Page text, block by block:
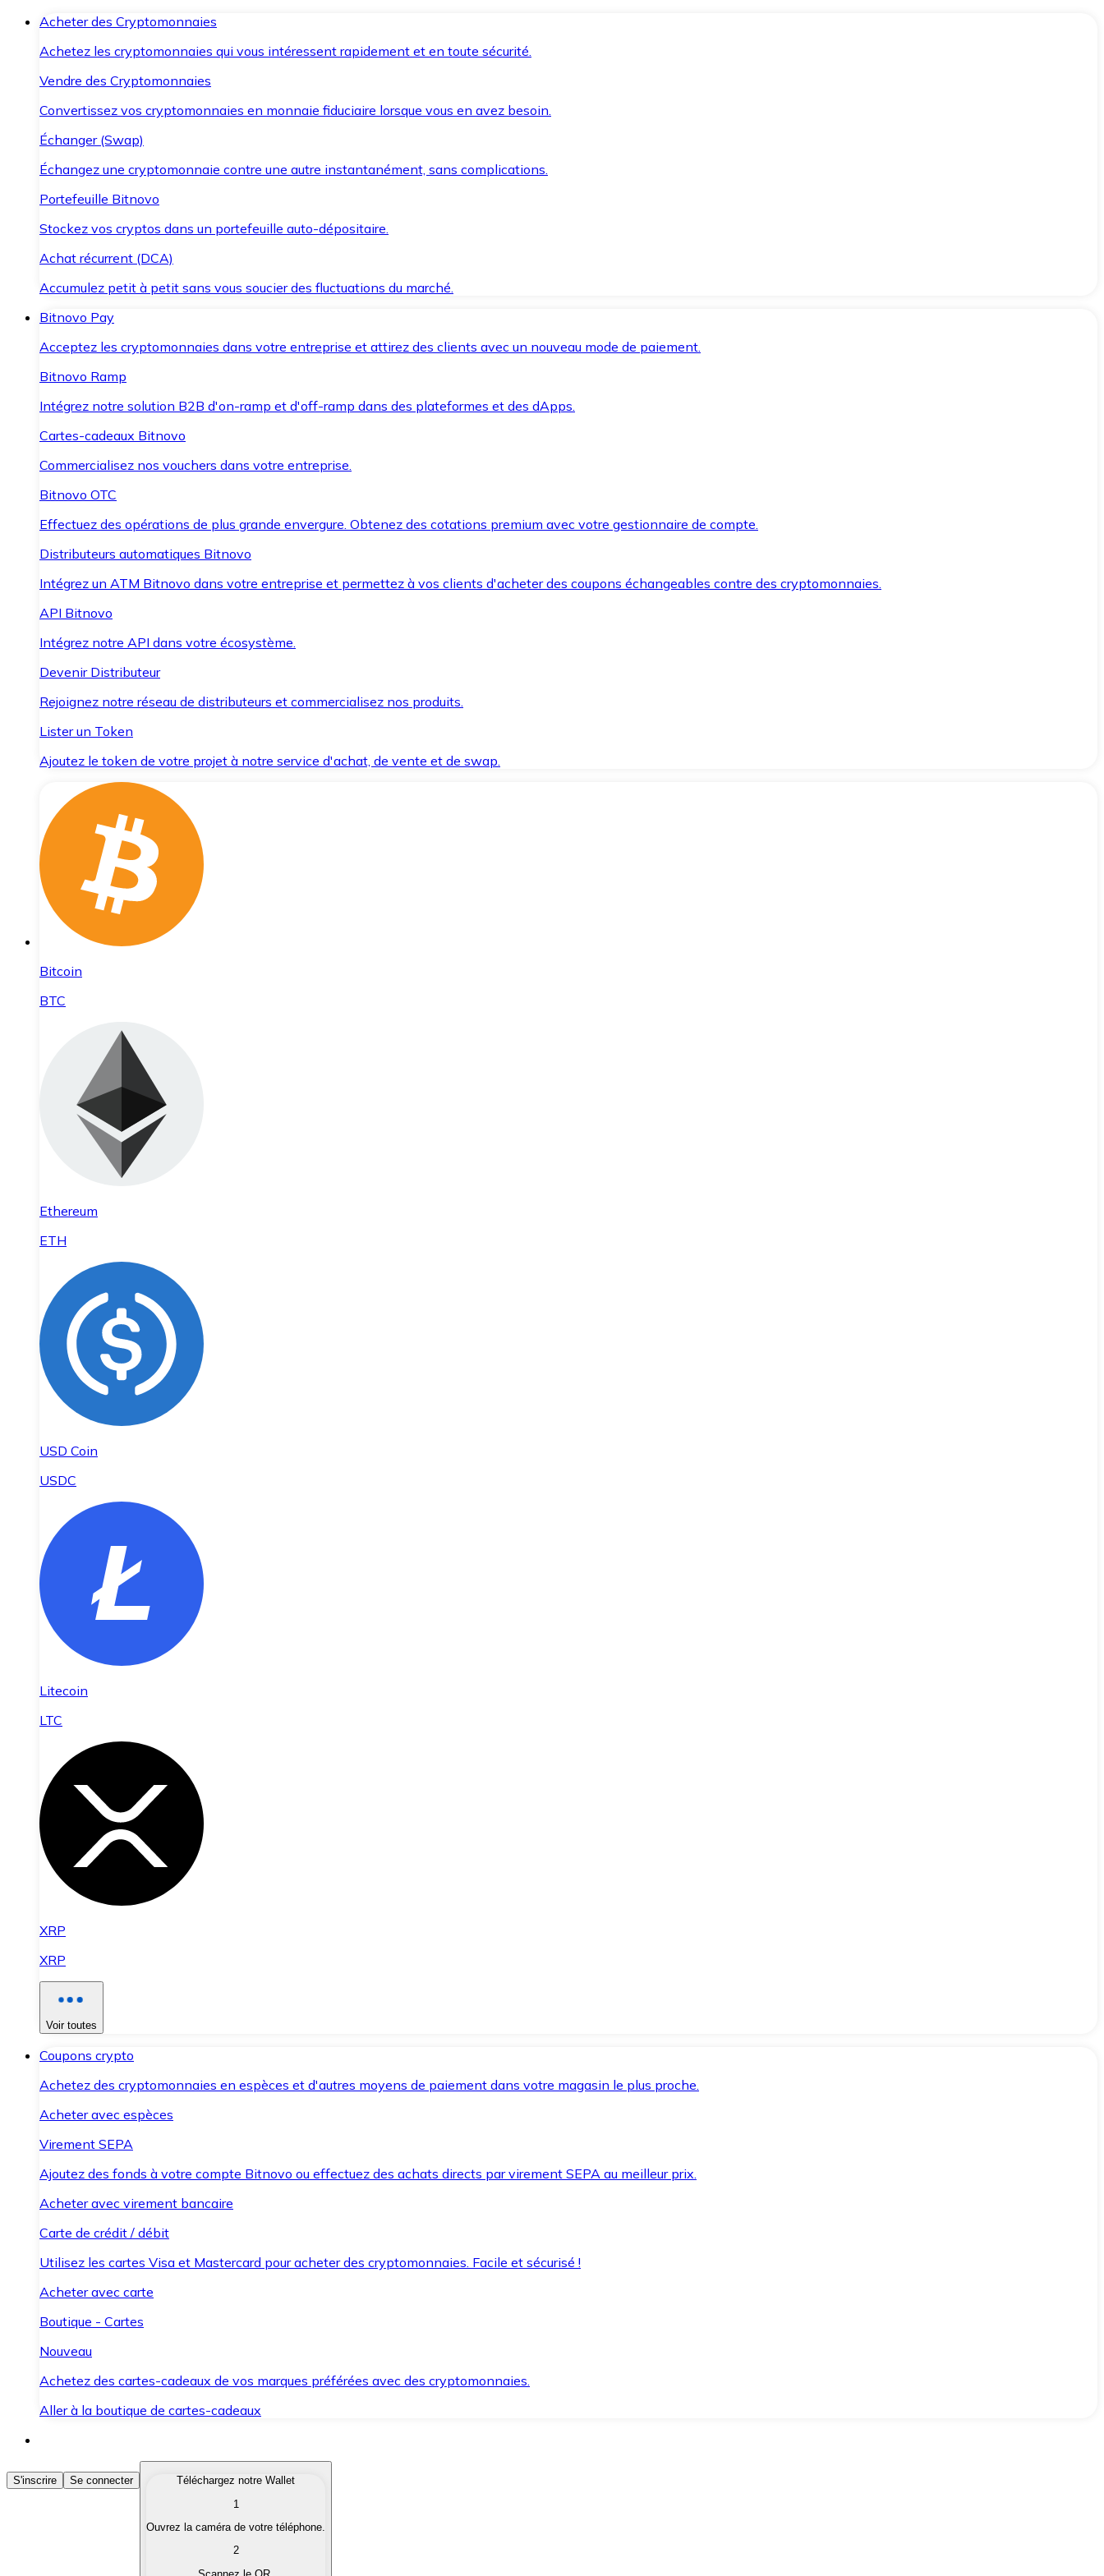
Acheter des Cryptomonnaies
Achetez les cryptomonnaies qui vous intéressent rapidement et en toute sécurité.
Vendre des Cryptomonnaies
Convertissez vos cryptomonnaies en monnaie fiduciaire lorsque vous en avez besoin.
Échanger (Swap)
Échangez une cryptomonnaie contre une autre instantanément, sans complications.
Portefeuille Bitnovo
Stockez vos cryptos dans un portefeuille auto-dépositaire.
Achat récurrent (DCA)
Accumulez petit à petit sans vous soucier des fluctuations du marché.
Bitnovo Pay
Acceptez les cryptomonnaies dans votre entreprise et attirez des clients avec un nouveau mode de paiement.
Bitnovo Ramp
Intégrez notre solution B2B d'on-ramp et d'off-ramp dans des plateformes et des dApps.
Cartes-cadeaux Bitnovo
Commercialisez nos vouchers dans votre entreprise.
Bitnovo OTC
Effectuez des opérations de plus grande envergure. Obtenez des cotations premium avec votre gestionnaire de compte.
Distributeurs automatiques Bitnovo
Intégrez un ATM Bitnovo dans votre entreprise et permettez à vos clients d'acheter des coupons échangeables contre des cryptomonnaies.
API Bitnovo
Intégrez notre API dans votre écosystème.
Devenir Distributeur
Rejoignez notre réseau de distributeurs et commercialisez nos produits.
Lister un Token
Ajoutez le token de votre projet à notre service d'achat, de vente et de swap.
Bitcoin
BTC
Ethereum
ETH
USD Coin
USDC
Litecoin
LTC
XRP
XRP
Voir toutes
Coupons crypto
Achetez des cryptomonnaies en espèces et d'autres moyens de paiement dans votre magasin le plus proche.
Acheter avec espèces
Virement SEPA
Ajoutez des fonds à votre compte Bitnovo ou effectuez des achats directs par virement SEPA au meilleur prix.
Acheter avec virement bancaire
Carte de crédit / débit
Utilisez les cartes Visa et Mastercard pour acheter des cryptomonnaies. Facile et sécurisé !
Acheter avec carte
Boutique - Cartes
Nouveau
Achetez des cartes-cadeaux de vos marques préférées avec des cryptomonnaies.
Aller à la boutique de cartes-cadeaux
Acheter des Cryptomonnaies
Achetez les cryptomonnaies qui vous intéressent rapidement et en toute sécurité.
Convertissez vos cryptomonnaies en monnaie fiduciaire lorsque vous en avez besoin.
S'inscrire Se connecter
Téléchargez notre Wallet
1
Ouvrez la caméra de votre téléphone.
2